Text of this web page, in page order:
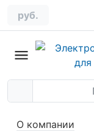
руб.
О компании